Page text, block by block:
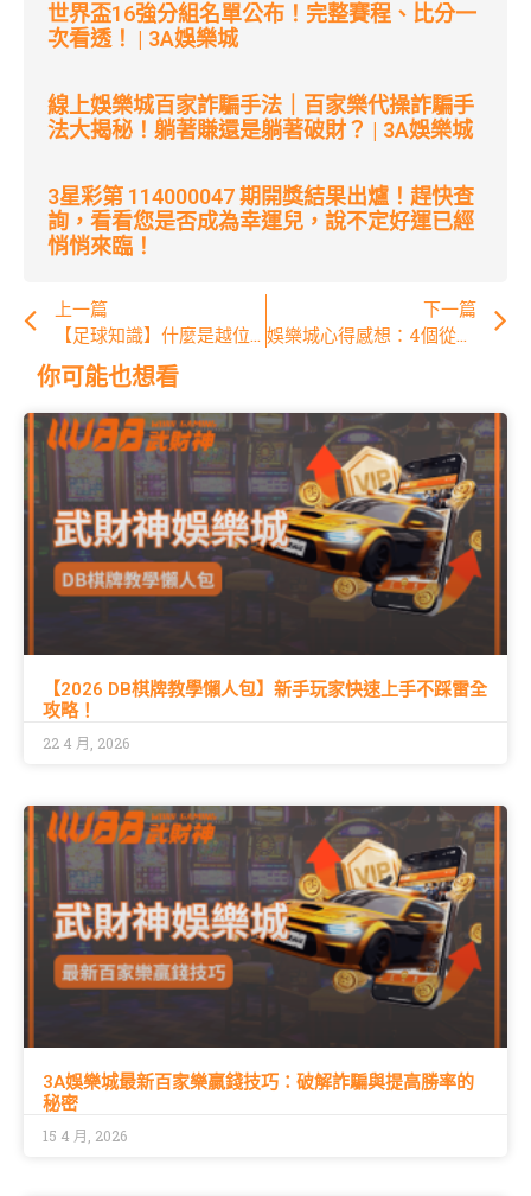
世界盃16強分組名單公布！完整賽程、比分一
次看透！ | 3A娛樂城
線上娛樂城百家詐騙手法｜百家樂代操詐騙手
法大揭秘！躺著賺還是躺著破財？ | 3A娛樂城
3星彩第 114000047 期開獎結果出爐！趕快查
詢，看看您是否成為幸運兒，說不定好運已經
悄悄來臨！
上一篇
【足球知識】什麼是越位(offside)？如何解釋給不懂世界盃足球的女朋友聽！ | 3A娛樂城
下一篇
娛樂城心得感想：4個從網路推薦學到的寶貴娛樂城教訓！ | 3A娛樂城
你可能也想看
【2026 DB棋牌教學懶人包】新手玩家快速上手不踩雷全
攻略！
22 4 月, 2026
3A娛樂城最新百家樂贏錢技巧：破解詐騙與提高勝率的
秘密
15 4 月, 2026